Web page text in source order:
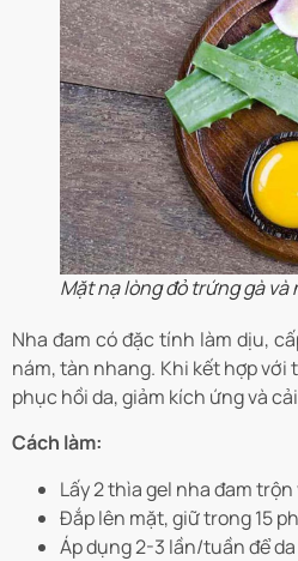
Mặt nạ lòng đỏ trứng gà
Nha đam có đặc tính làm dịu,
nám, tàn nhang. Khi kết hợp với
phục hồi da, giảm kích ứng và
Cách làm:
Lấy 2 thìa gel nha đam
Đắp lên mặt, giữ trong 15
Áp dụng 2-3 lần/tuần để